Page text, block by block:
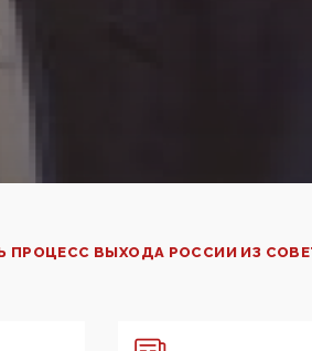
ВЫХОДА РОССИИ ИЗ